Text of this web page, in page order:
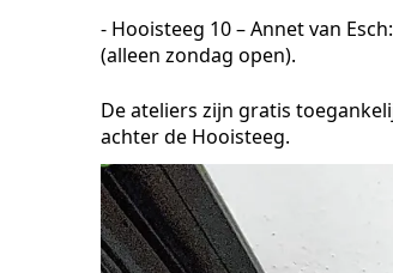
- Hooisteeg 10 – Annet van
(alleen zondag open).
De ateliers zijn gratis
achter de Hooisteeg.